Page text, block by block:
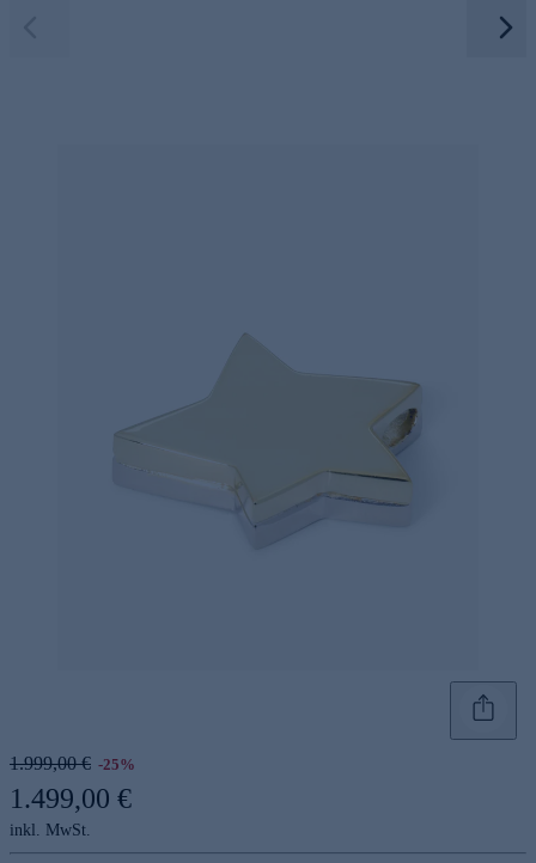
1.999,00 € -25%
1.499,00 €
inkl. MwSt.